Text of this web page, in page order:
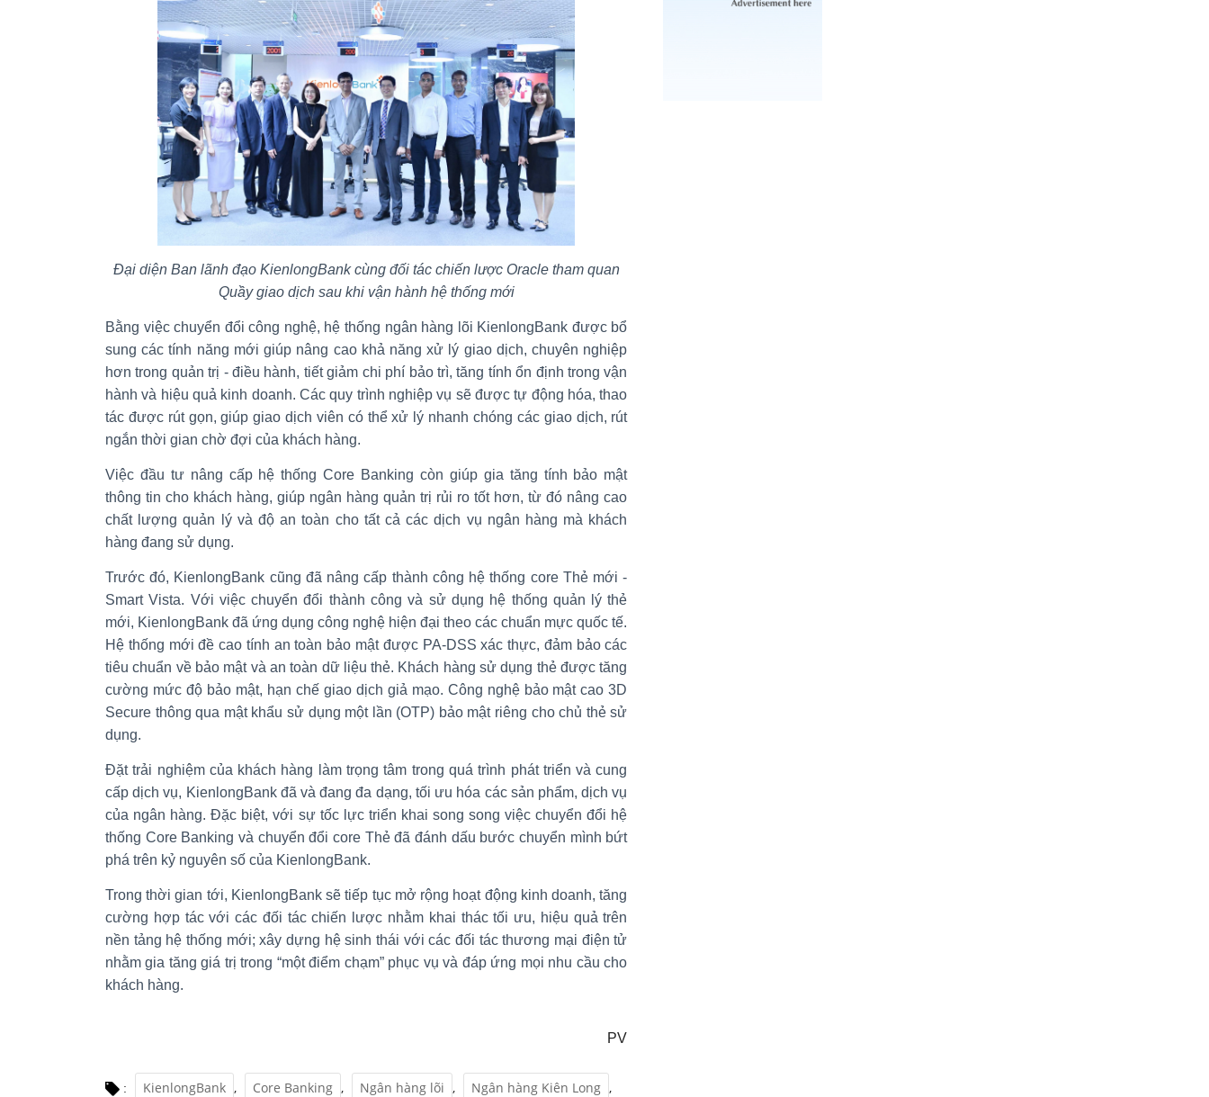
Đại diện Ban lãnh đạo KienlongBank cùng đối tác chiến lược Oracle tham quan
Quầy giao dịch sau khi vận hành hệ thống mới
Bằng việc chuyển đổi công nghệ, hệ thống ngân hàng lõi KienlongBank được bổ
sung các tính năng mới giúp nâng cao khả năng xử lý giao dịch, chuyên nghiệp
hơn trong quản trị - điều hành, tiết giảm chi phí bảo trì, tăng tính ổn định trong vận
hành và hiệu quả kinh doanh. Các quy trình nghiệp vụ sẽ được tự động hóa, thao
tác được rút gọn, giúp giao dịch viên có thể xử lý nhanh chóng các giao dịch, rút
ngắn thời gian chờ đợi của khách hàng.
Việc đầu tư nâng cấp hệ thống Core Banking còn giúp gia tăng tính bảo mật
thông tin cho khách hàng, giúp ngân hàng quản trị rủi ro tốt hơn, từ đó nâng cao
chất lượng quản lý và độ an toàn cho tất cả các dịch vụ ngân hàng mà khách
hàng đang sử dụng.
Trước đó, KienlongBank cũng đã nâng cấp thành công hệ thống core Thẻ mới -
Smart Vista. Với việc chuyển đổi thành công và sử dụng hệ thống quản lý thẻ
mới, KienlongBank đã ứng dụng công nghệ hiện đại theo các chuẩn mực quốc tế.
Hệ thống mới đề cao tính an toàn bảo mật được PA-DSS xác thực, đảm bảo các
tiêu chuẩn về bảo mật và an toàn dữ liệu thẻ. Khách hàng sử dụng thẻ được tăng
cường mức độ bảo mật, hạn chế giao dịch giả mạo. Công nghệ bảo mật cao 3D
Secure thông qua mật khẩu sử dụng một lần (OTP) bảo mật riêng cho chủ thẻ sử
dụng.
Đặt trải nghiệm của khách hàng làm trọng tâm trong quá trình phát triển và cung
cấp dịch vụ, KienlongBank đã và đang đa dạng, tối ưu hóa các sản phẩm, dịch vụ
của ngân hàng. Đặc biệt, với sự tốc lực triển khai song song việc chuyển đổi hệ
thống Core Banking và chuyển đổi core Thẻ đã đánh dấu bước chuyển mình bứt
phá trên kỷ nguyên số của KienlongBank.
Trong thời gian tới, KienlongBank sẽ tiếp tục mở rộng hoạt động kinh doanh, tăng
cường hợp tác với các đối tác chiến lược nhằm khai thác tối ưu, hiệu quả trên
nền tảng hệ thống mới; xây dựng hệ sinh thái với các đối tác thương mại điện tử
nhằm gia tăng giá trị trong “một điểm chạm” phục vụ và đáp ứng mọi nhu cầu cho
khách hàng.
PV
: KienlongBank , Core Banking , Ngân hàng lõi , Ngân hàng Kiên Long ,